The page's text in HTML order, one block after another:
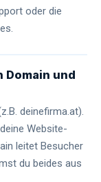
oder die
Domain und
deinefirma.at).
Website-
leitet Besucher
du beides aus